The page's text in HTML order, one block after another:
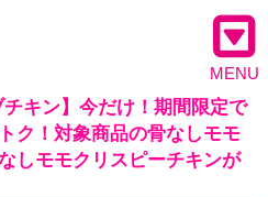
MENU
チキン】今だけ！期間限定で
ク！対象商品の骨なしモモ
しモモクリスピーチキンが